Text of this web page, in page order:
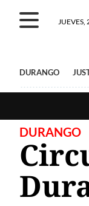
JUEVES,
DURANGO
DURANGO